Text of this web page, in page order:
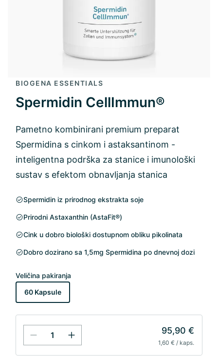
BIOGENA ESSENTIALS
Spermidin CellImmun®
Pametno kombinirani premium preparat
Spermidina s cinkom i astaksantinom -
inteligentna podrška za stanice i imunološki
sustav s efektom obnavljanja stanica
Spermidin iz prirodnog ekstrakta soje
Prirodni Astaxanthin (AstaFit®)
Cink u dobro biološki dostupnom obliku pikolinata
Dobro dozirano sa 1,5mg Spermidina po dnevnoj dozi
Veličina pakiranja
60 Kapsule
95,90 €
1,60 € / kaps.